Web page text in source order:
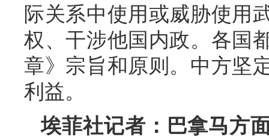
际关系中使用或威胁使用
权、干涉他国内政。各国
章》宗旨和原则。中方坚
利益。
埃菲社记者：巴拿马方